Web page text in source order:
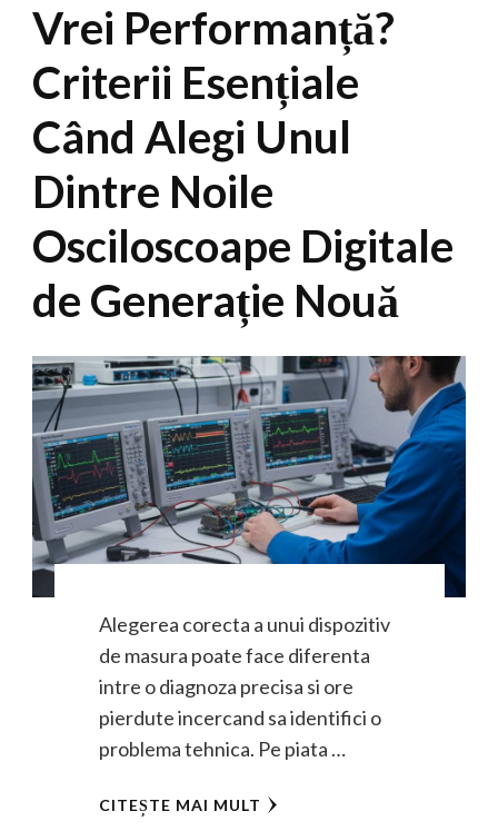
Vrei Performanță?
Criterii Esențiale
Când Alegi Unul
Dintre Noile
Osciloscoape Digitale
de Generație Nouă
Alegerea corecta a unui dispozitiv
de masura poate face diferenta
intre o diagnoza precisa si ore
pierdute incercand sa identifici o
problema tehnica. Pe piata …
CITEȘTE MAI MULT